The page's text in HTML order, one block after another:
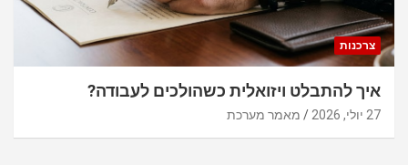
צרכנות
איך להתבלט ויזואלית כשהולכים לעבודה?
27 יולי, 2026 מאמר מערכת